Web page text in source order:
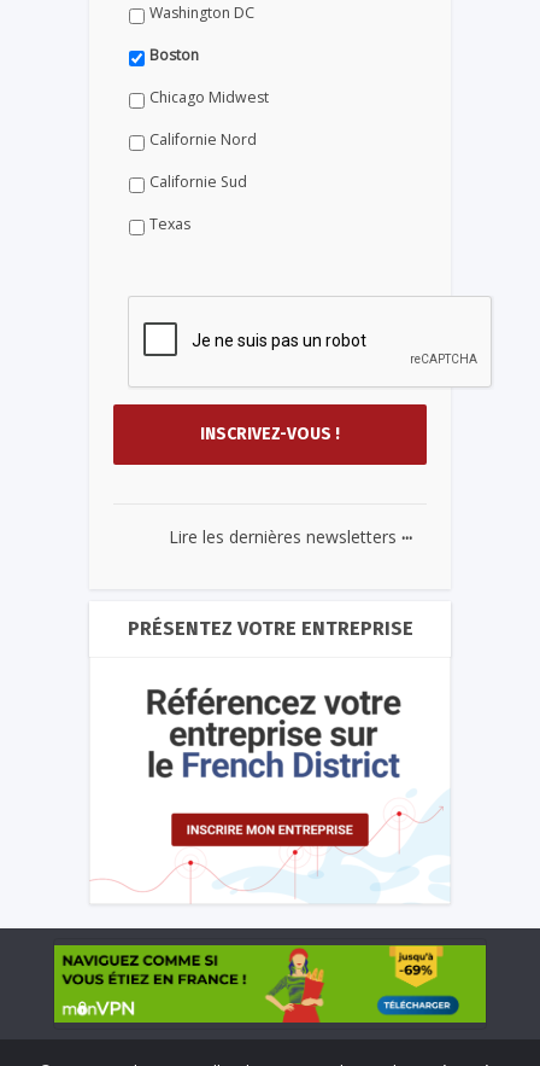
Washington DC
Boston
Chicago Midwest
Californie Nord
Californie Sud
Texas
Lire les dernières newsletters ...
PRÉSENTEZ VOTRE ENTREPRISE